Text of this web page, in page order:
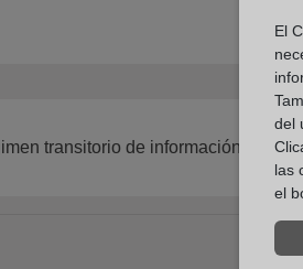
transitorio de información dada
El
del
las
el